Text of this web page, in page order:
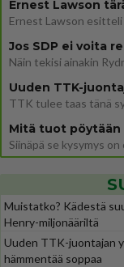
Mitä tuot pöytään
Muistatko? Kädestä
Henry-miljonääriltä
Uuden TTK-juontajan
hämmentää soppaa